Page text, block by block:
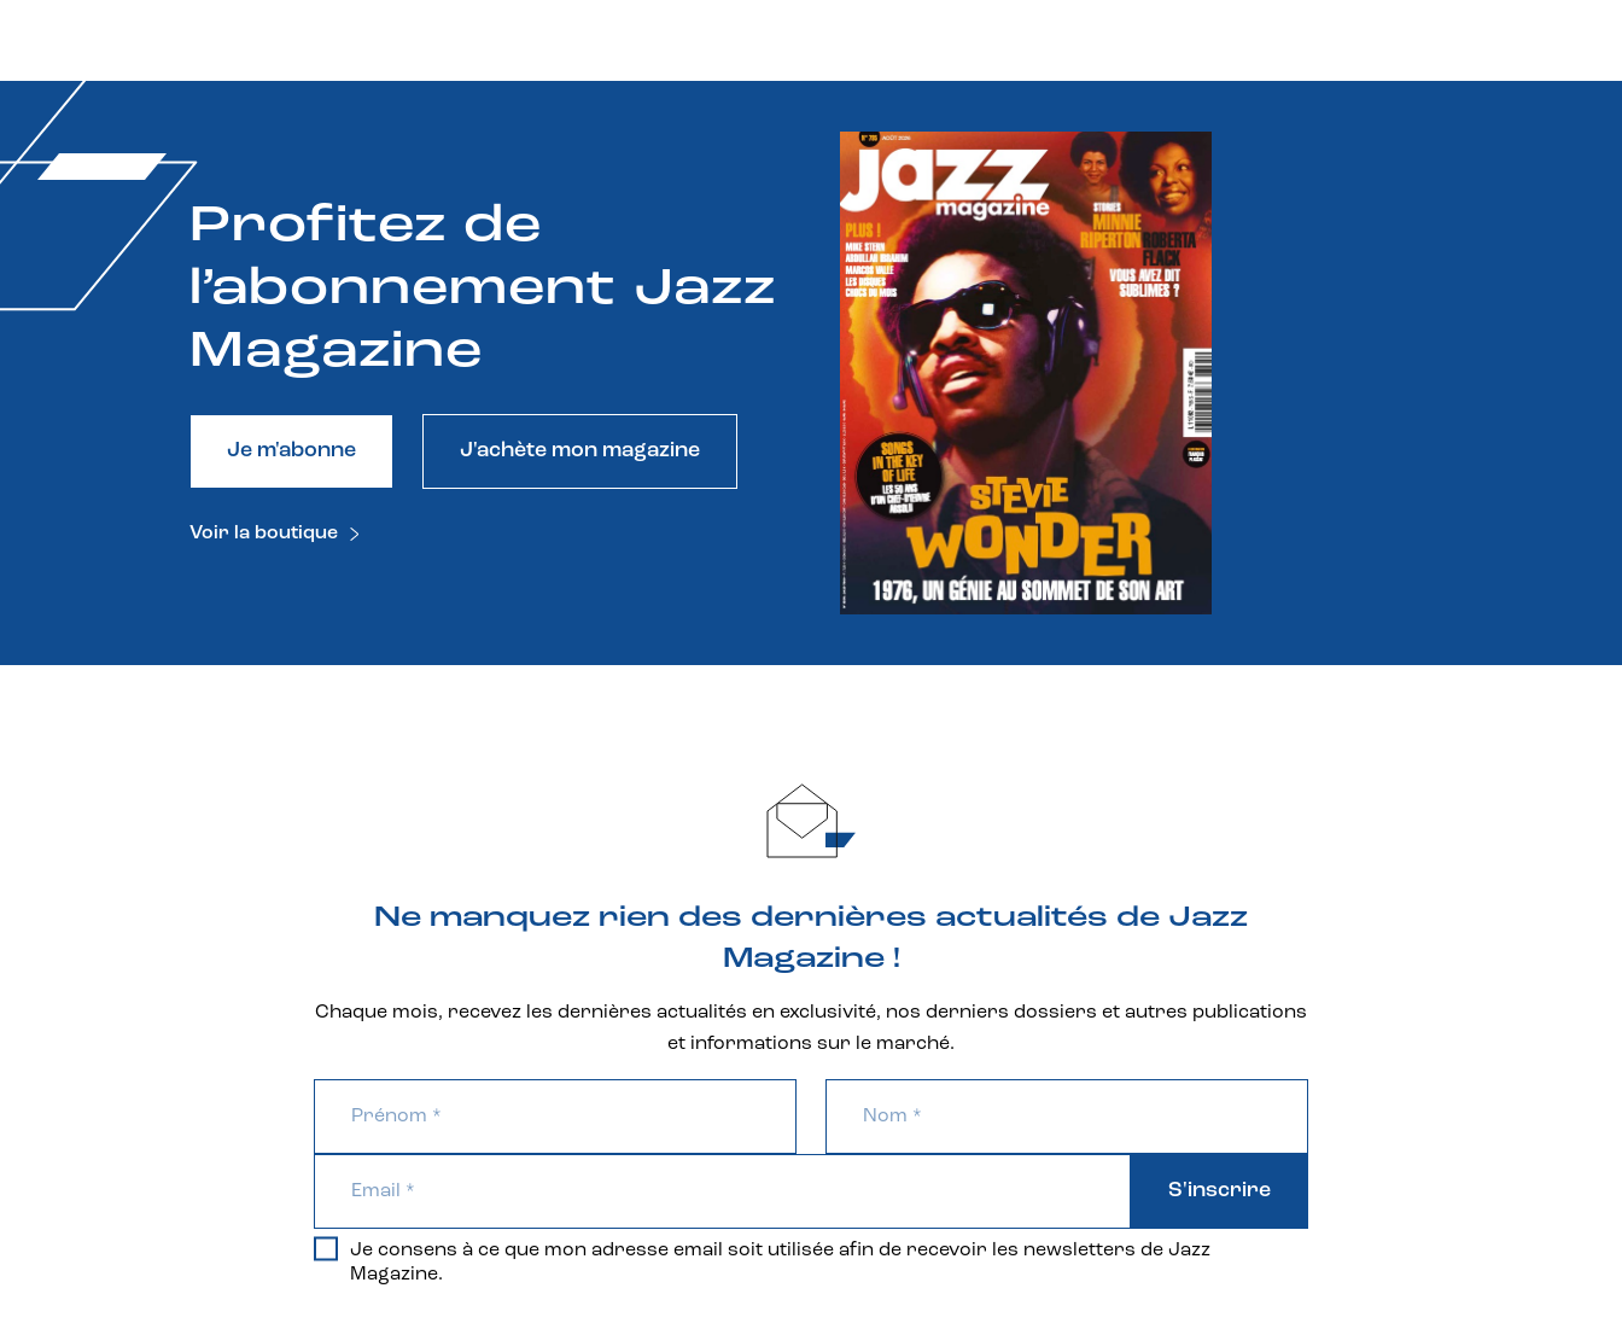
Profitez de
l’abonnement Jazz
Magazine
Je m'abonne J'achète mon magazine
Voir la boutique
Ne manquez rien des dernières actualités de Jazz
Magazine !
Chaque mois, recevez les dernières actualités en exclusivité, nos derniers dossiers et autres publications
et informations sur le marché.
Je consens à ce que mon adresse email soit utilisée afin de recevoir les newsletters de Jazz
Magazine.
S'inscrire